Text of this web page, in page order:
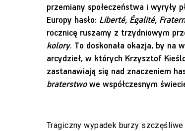
przemiany społeczeństwa i wyryły
Europy hasło: Liberté, Égalité,
rocznicę ruszamy z trzydniowym
kolory. To doskonała okazja, by na
arcydzieł, w których Krzysztof
zastanawiają się nad znaczeniem
braterstwowe współczesnym
Tragiczny wypadek burzy szczęśliwe